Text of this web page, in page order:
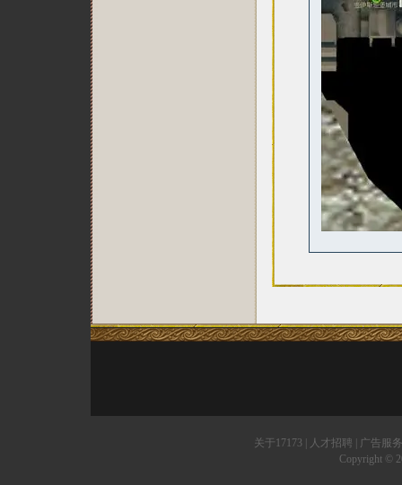
关于17173 人才招聘
广告服务
Copyright ©